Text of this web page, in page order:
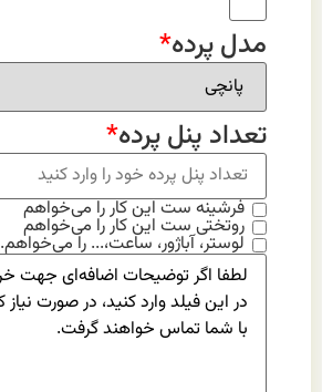
*مدل پرده
*تعداد پنل پرده
فرشینه ست این کار را می‌خواهم
روتختی ست این کار را می‌خواهم
لوستر، آباژور، ساعت،... را می‌خواهم.